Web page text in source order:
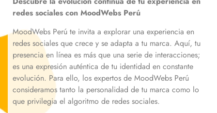
redes sociales con MoodWebs Perú
MoodWebs Perú te invita a explorar una experiencia en
redes sociales que crece y se adapta a tu marca. Aquí, tu
presencia en línea es más que una serie de interacciones;
es una expresión auténtica de tu identidad en constante
evolución. Para ello, los expertos de MoodWebs Perú
consideramos tanto la personalidad de tu marca como lo
que privilegia el algoritmo de redes sociales.